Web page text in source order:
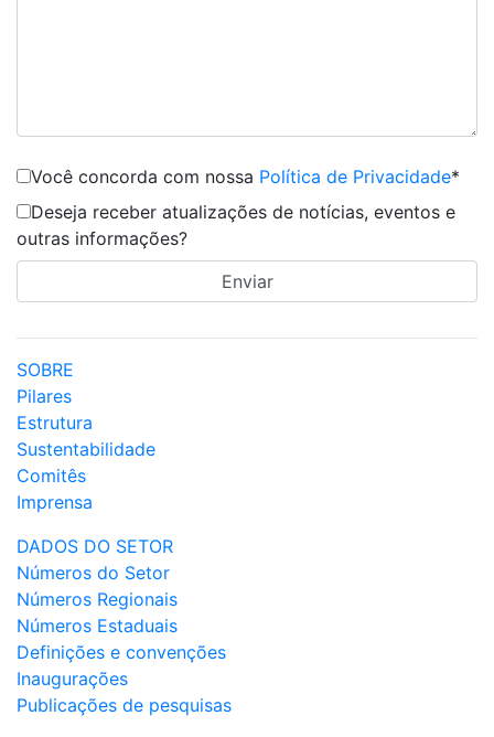
Você concorda com nossa Política de Privacidade*
Deseja receber atualizações de notícias, eventos e
outras informações?
SOBRE
Pilares
Estrutura
Sustentabilidade
Comitês
Imprensa
DADOS DO SETOR
Números do Setor
Números Regionais
Números Estaduais
Definições e convenções
Inaugurações
Publicações de pesquisas